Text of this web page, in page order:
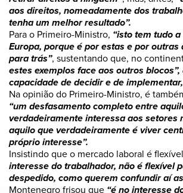
aos direitos, nomeadamente dos
tenha um melhor resultado”.
Para o Primeiro-Ministro, “isto tem tudo
Europa, porque é por estas e por outras
para trás”, sustentando que, no
estes exemplos face aos outros blocos”,
capacidade de decidir e de
Na opinião do Primeiro-Ministro, é
“um desfasamento completo entre
verdadeiramente interessa aos setores
aquilo que verdadeiramente é viver
próprio interesse”.
Insistindo que o mercado laboral é flexível
interesse do trabalhador, não é flexível
despedido, como querem confundir aí
Montenegro frisou que “é no interesse